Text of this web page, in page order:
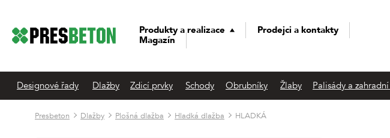
Produkty a realizace
Prodejci a kontakty
Magazín
Designové řady Dlažby Zdicí prvky Schody Obrubníky Žlaby Palisády a
Presbeton Dlažby Plošná dlažba Hladká dlažba HLADKÁ